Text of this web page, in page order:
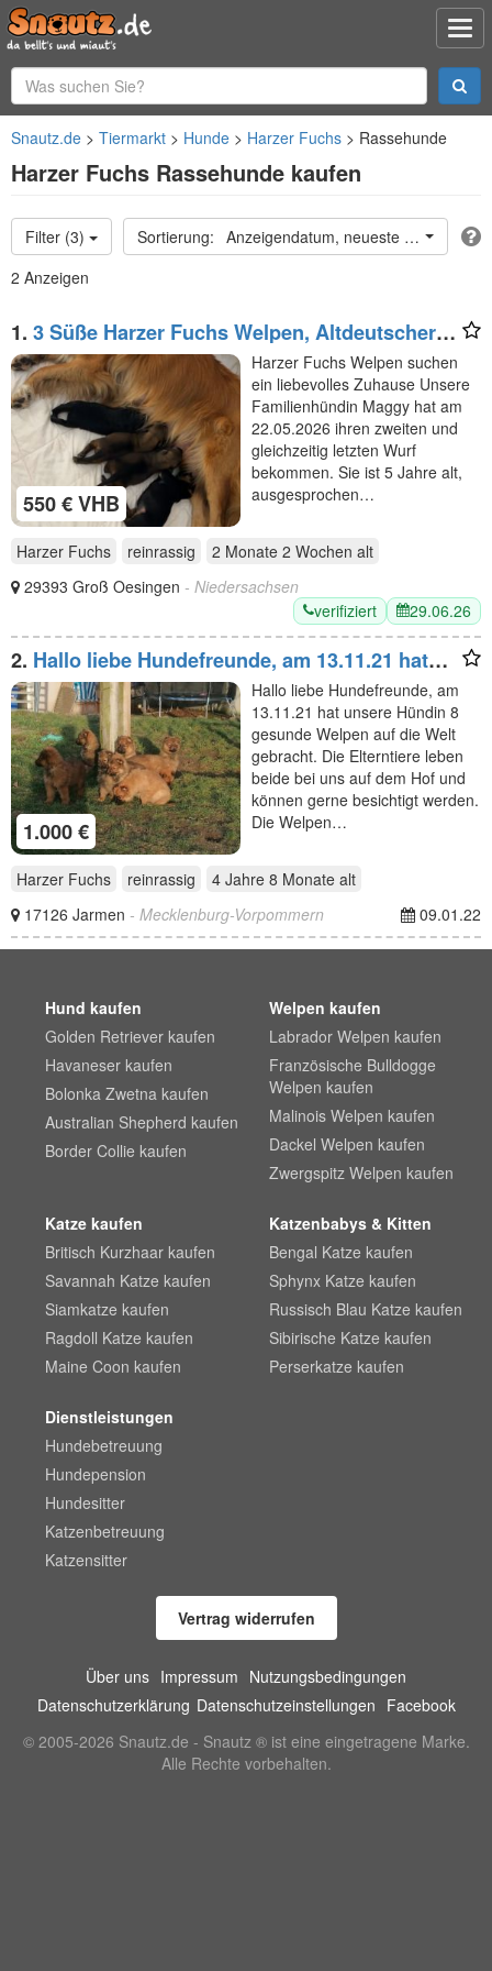
Snautz.de Tiermarkt Hunde Harzer Fuchs Rassehunde
Harzer Fuchs Rassehunde kaufen
Filter (3)
Anzeigendatum, neueste oben
2 Anzeigen
1. 3 Süße Harzer Fuchs Welpen, Altdeutscher
Schäferhund
550 € VHB
Harzer Fuchs Welpen suchen
ein liebevolles Zuhause Unsere
Familienhündin Maggy hat am
22.05.2026 ihren zweiten und
gleichzeitig letzten Wurf
bekommen. Sie ist 5 Jahre alt,
ausgesprochen…
Harzer Fuchs reinrassig 2 Monate 2 Wochen alt
29393 Groß Oesingen - Niedersachsen
verifiziert
29.06.26
2. Hallo liebe Hundefreunde, am 13.11.21 hat
unsere Hündin
1.000 €
Hallo liebe Hundefreunde, am
13.11.21 hat unsere Hündin 8
gesunde Welpen auf die Welt
gebracht. Die Elterntiere leben
beide bei uns auf dem Hof und
können gerne besichtigt werden.
Die Welpen…
Harzer Fuchs reinrassig 4 Jahre 8 Monate alt
17126 Jarmen - Mecklenburg-Vorpommern 09.01.22
Hund kaufen
Golden Retriever kaufen
Havaneser kaufen
Bolonka Zwetna kaufen
Australian Shepherd kaufen
Border Collie kaufen
Welpen kaufen
Labrador Welpen kaufen
Französische Bulldogge
Welpen kaufen
Malinois Welpen kaufen
Dackel Welpen kaufen
Zwergspitz Welpen kaufen
Katze kaufen
Britisch Kurzhaar kaufen
Savannah Katze kaufen
Siamkatze kaufen
Ragdoll Katze kaufen
Maine Coon kaufen
Katzenbabys & Kitten
Bengal Katze kaufen
Sphynx Katze kaufen
Russisch Blau Katze kaufen
Sibirische Katze kaufen
Perserkatze kaufen
Dienstleistungen
Hundebetreuung
Hundepension
Hundesitter
Katzenbetreuung
Katzensitter
Vertrag widerrufen
Über uns Impressum Nutzungsbedingungen
Datenschutzerklärung Datenschutzeinstellungen Facebook
© 2005-2026 Snautz.de - Snautz ® ist eine eingetragene Marke.
Alle Rechte vorbehalten.